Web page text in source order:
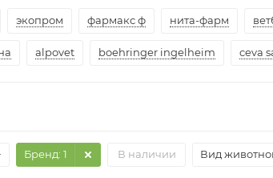
экопром фармакс ф нита-фарм
alpovet boehringer ingelheim ceva
Бренд: 1 В наличии Вид